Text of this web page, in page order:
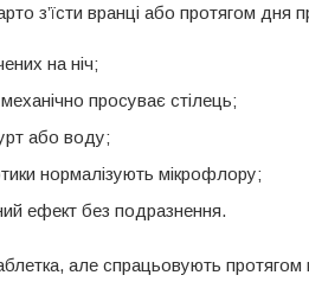
з’їсти вранці або протягом дня
на ніч;
просуває стілець;
або воду;
нормалізують мікрофлору;
ефект без подразнення.
але спрацьовують протягом